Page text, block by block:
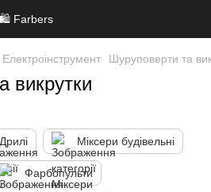
Електроінструмент Шуруповерти та
викрутки
Дрилі Міксери будівельні
Фарбопульти